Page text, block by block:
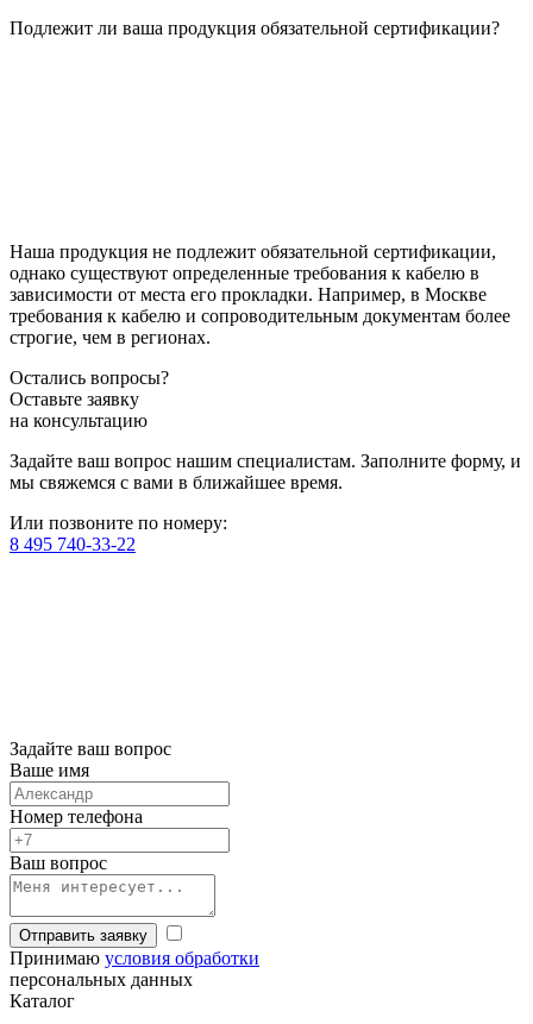
Подлежит ли ваша продукция обязательной сертификации?
Наша продукция не подлежит обязательной сертификации,
однако существуют определенные требования к кабелю в
зависимости от места его прокладки. Например, в Москве
требования к кабелю и сопроводительным документам более
строгие, чем в регионах.
Остались вопросы?
Оставьте заявку
на консультацию
Задайте ваш вопрос нашим специалистам. Заполните форму, и
мы свяжемся с вами в ближайшее время.
Или позвоните по номеру:
8 495 740-33-22
Задайте ваш вопрос
Ваше имя
Номер телефона
Ваш вопрос
Отправить заявку
Принимаю условия обработки
персональных данных
Каталог